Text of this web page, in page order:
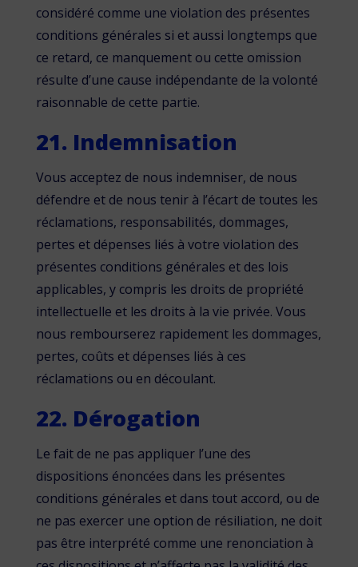
considéré comme une violation des présentes
conditions générales si et aussi longtemps que
ce retard, ce manquement ou cette omission
résulte d’une cause indépendante de la volonté
raisonnable de cette partie.
21. Indemnisation
Vous acceptez de nous indemniser, de nous
défendre et de nous tenir à l’écart de toutes les
réclamations, responsabilités, dommages,
pertes et dépenses liés à votre violation des
présentes conditions générales et des lois
applicables, y compris les droits de propriété
intellectuelle et les droits à la vie privée. Vous
nous rembourserez rapidement les dommages,
pertes, coûts et dépenses liés à ces
réclamations ou en découlant.
22. Dérogation
Le fait de ne pas appliquer l’une des
dispositions énoncées dans les présentes
conditions générales et dans tout accord, ou de
ne pas exercer une option de résiliation, ne doit
pas être interprété comme une renonciation à